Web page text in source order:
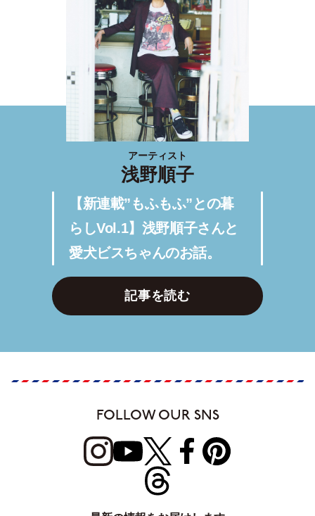
アーティスト
浅野順子
【新連載”もふもふ”との暮
らしVol.1】浅野順子さんと
愛犬ビスちゃんのお話。
記事を読む
FOLLOW OUR SNS